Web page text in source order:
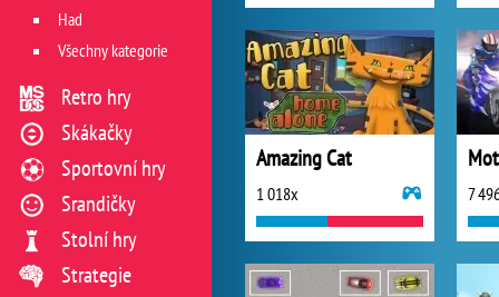
Amazing Cat
1 018x 7
Had
Všechny kategorie
Retro hry
Skákačky
Sportovní hry
Srandičky
Stolní hry
Strategie